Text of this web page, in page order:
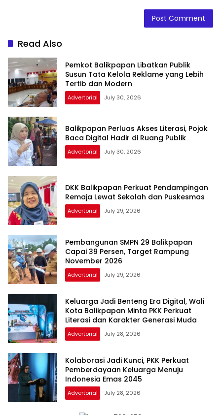
Read Also
Pemkot Balikpapan Libatkan Publik
Susun Tata Kelola Reklame yang Lebih
Tertib dan Modern
Advertorial July 30, 2026
Balikpapan Perluas Akses Literasi, Pojok
Baca Digital Hadir di Ruang Publik
Advertorial July 30, 2026
DKK Balikpapan Perkuat Pendampingan
Remaja Lewat Sekolah dan Puskesmas
Advertorial July 29, 2026
Pembangunan SMPN 29 Balikpapan
Capai 39 Persen, Target Rampung
November 2026
Advertorial July 29, 2026
Keluarga Jadi Benteng Era Digital, Wali
Kota Balikpapan Minta PKK Perkuat
Literasi dan Karakter Generasi Muda
Advertorial July 28, 2026
Kolaborasi Jadi Kunci, PKK Perkuat
Pemberdayaan Keluarga Menuju
Indonesia Emas 2045
Advertorial July 28, 2026